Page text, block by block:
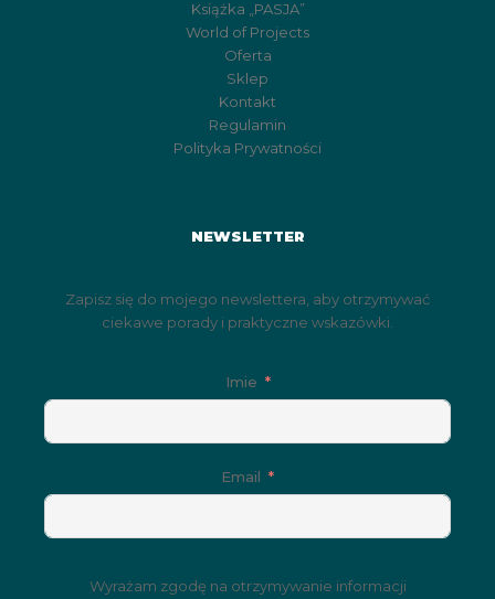
Książka „PASJA”
World of Projects
Oferta
Sklep
Kontakt
Regulamin
Polityka Prywatności
NEWSLETTER
Zapisz się do mojego newslettera, aby otrzymywać
ciekawe porady i praktyczne wskazówki.
Imie
Email
Wyrażam zgodę na otrzymywanie informacji